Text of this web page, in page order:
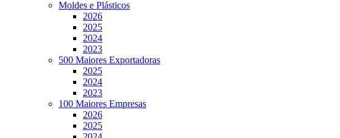
Moldes e Plásticos
2026
2025
2024
2023
500 Maiores Exportadoras
2025
2024
2023
100 Maiores Empresas
2026
2025